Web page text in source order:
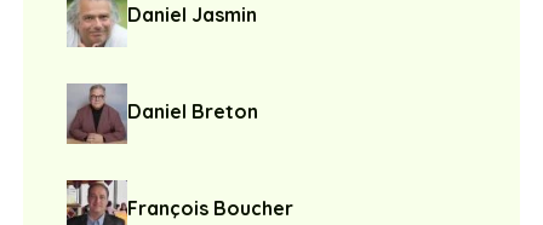
Daniel Jasmin
Daniel Breton
François Boucher